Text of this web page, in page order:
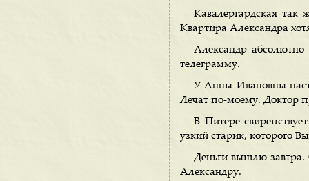
Кавалергардская так
Квартира Александра
Александр
телеграмму.
У Анны Ивановны
Лечат по-моему. Доктор
В Питере
узкий старик, которого
Деньги вышлю завтра.
Александру.